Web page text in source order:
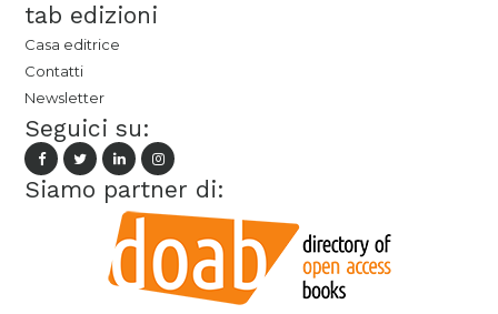
tab edizioni
Casa editrice
Contatti
Newsletter
Seguici su:
Siamo partner di: